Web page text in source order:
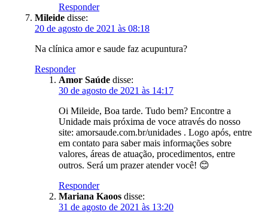
Responder
Mileide disse:
20 de agosto de 2021 às 08:18
Na clínica amor e saude faz acupuntura?
Responder
Amor Saúde disse:
30 de agosto de 2021 às 14:17
Oi Mileide, Boa tarde. Tudo bem? Encontre a
Unidade mais próxima de voce através do nosso
site: amorsaude.com.br/unidades . Logo após, entre
em contato para saber mais informações sobre
valores, áreas de atuação, procedimentos, entre
outros. Será um prazer atender você! 😊
Responder
Mariana Kaoos disse:
31 de agosto de 2021 às 13:20